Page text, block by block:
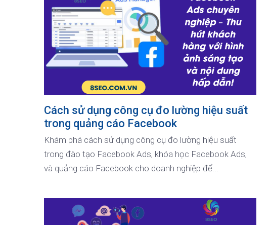
Cách sử dụng công cụ đo lường hiệu suất
trong quảng cáo Facebook
Khám phá cách sử dụng công cụ đo lường hiệu suất
trong đào tạo Facebook Ads, khóa học Facebook Ads,
và quảng cáo Facebook cho doanh nghiệp để...